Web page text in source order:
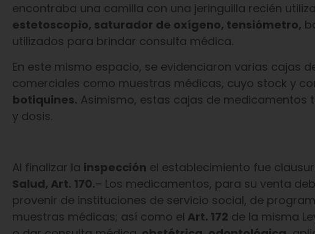
encontraba una camilla con una jeringuilla recién
estetoscopio, saturador de oxígeno, tensiómetro,
utilizados para brindar consulta médica.
En este mismo espacio, se evidenciaron varias cajas
comerciales como muestras médicas, cuyo stock y
botiquines. Asimismo, estas cajas de
y dosis.
Al finalizar la inspección el establecimiento fue
Salud, Art. 170.– Los medicamentos, para su venta
provenir de instituciones de servicio social, de
muestras médicas; así como el Art. 172 de la misma